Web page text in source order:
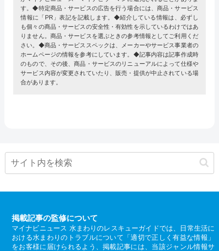
す。◆特定商品・サービスの広告を行う場合には、商品・サービス
情報に「PR」表記を記載します。◆紹介している情報は、必ずし
も個々の商品・サービスの安全性・有効性を示しているわけではあ
りません。商品・サービスを選ぶときの参考情報としてご利用くだ
さい。◆商品・サービススペックは、メーカーやサービス事業者の
ホームページの情報を参考にしています。◆記事内容は記事作成時
のもので、その後、商品・サービスのリニューアルによって仕様や
サービス内容が変更されていたり、販売・提供が中止されている場
合があります。
掲載記事の監修について
マイナビニュース 水まわりのレスキューガイドでは、日常生活に
おける水まわりのトラブルについて「適切で正しく有益な情報」
をお客様に届けられるよう、掲載記事には、当該ジャンル情報サ